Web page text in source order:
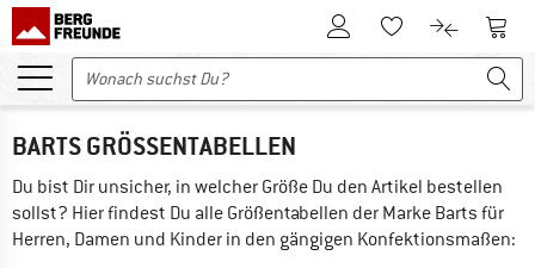
Zum KundenkontoZum Merkzettel.
Zum Zum
BARTS GRÖSSENTABELLEN
Du bist Dir unsicher, in welcher Größe Du den Artikel bestellen
sollst? Hier findest Du alle Größentabellen der Marke Barts für
Herren, Damen und Kinder in den gängigen Konfektionsmaßen: